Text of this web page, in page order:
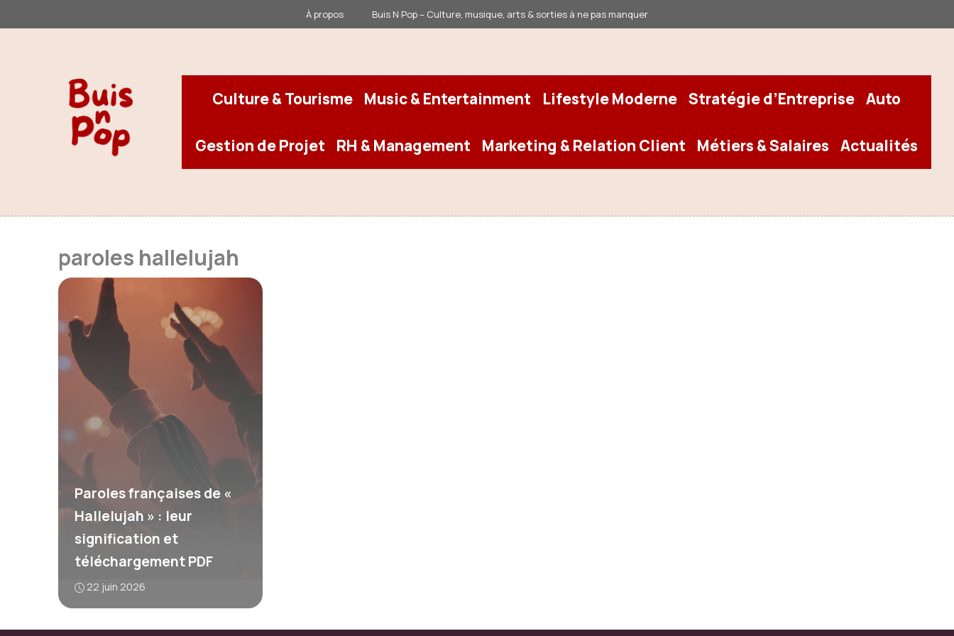
au
À propos Buis N Pop – Culture, musique, arts & sorties à ne pas manquer
Culture & Tourisme Music & Entertainment Lifestyle Moderne Stratégie d’Entreprise Auto
Gestion de Projet RH & Management Marketing & Relation Client Métiers & Salaires Actualités
paroles hallelujah
Paroles françaises de «
Hallelujah » : leur
signification et
téléchargement PDF
22 juin 2026